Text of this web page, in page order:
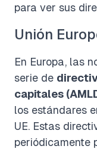
para ver sus
Unión
En Europa, las
serie de
capitales
los estándares
UE. Estas
periódicamente